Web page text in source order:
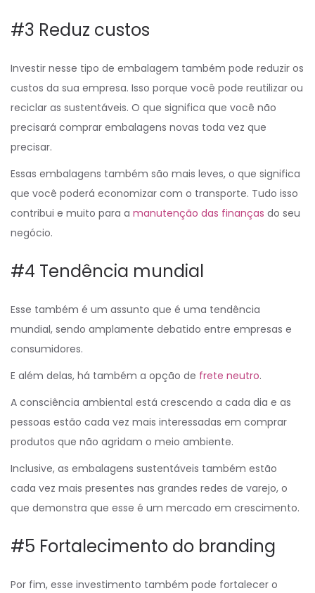
#3 Reduz custos
Investir nesse tipo de embalagem também pode reduzir os
custos da sua empresa. Isso porque você pode reutilizar ou
reciclar as sustentáveis. O que significa que você não
precisará comprar embalagens novas toda vez que
precisar.
Essas embalagens também são mais leves, o que significa
que você poderá economizar com o transporte. Tudo isso
contribui e muito para a manutenção das finanças do seu
negócio.
#4 Tendência mundial
Esse também é um assunto que é uma tendência
mundial, sendo amplamente debatido entre empresas e
consumidores.
E além delas, há também a opção de frete neutro.
A consciência ambiental está crescendo a cada dia e as
pessoas estão cada vez mais interessadas em comprar
produtos que não agridam o meio ambiente.
Inclusive, as embalagens sustentáveis também estão
cada vez mais presentes nas grandes redes de varejo, o
que demonstra que esse é um mercado em crescimento.
#5 Fortalecimento do branding
Por fim, esse investimento também pode fortalecer o